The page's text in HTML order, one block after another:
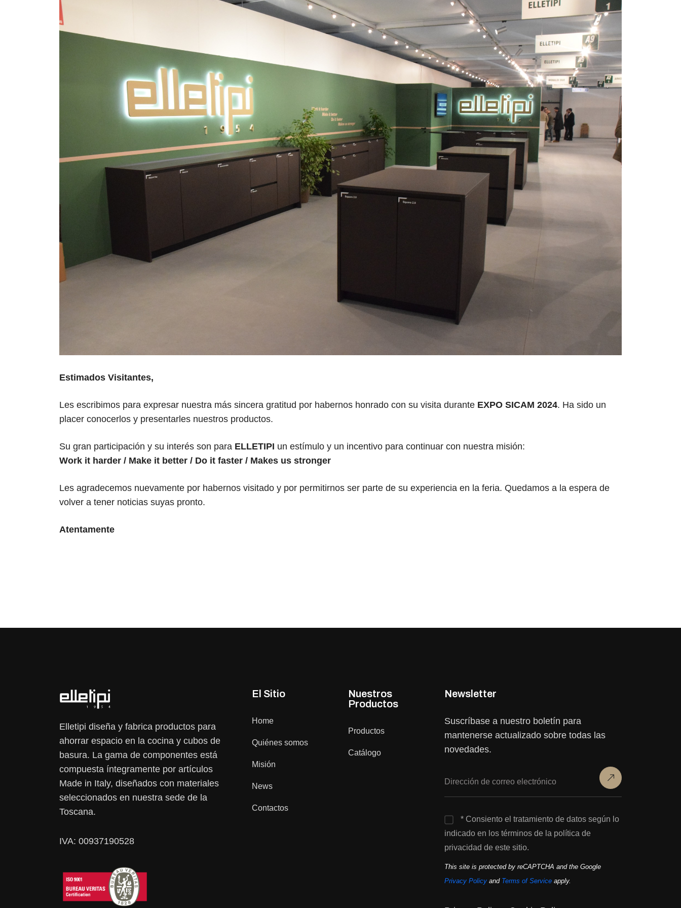
Estimados Visitantes,
Les escribimos para expresar nuestra más sincera gratitud por habernos honrado con su visita durante EXPO SICAM 2024. Ha sido un
placer conocerlos y presentarles nuestros productos.
Su gran participación y su interés son para ELLETIPI un estímulo y un incentivo para continuar con nuestra misión:
Work it harder / Make it better / Do it faster / Makes us stronger
Les agradecemos nuevamente por habernos visitado y por permitirnos ser parte de su experiencia en la feria. Quedamos a la espera de
volver a tener noticias suyas pronto.
Atentamente
Elletipi diseña y fabrica productos para
ahorrar espacio en la cocina y cubos de
basura. La gama de componentes está
compuesta íntegramente por artículos
Made in Italy, diseñados con materiales
seleccionados en nuestra sede de la
Toscana.
IVA: 00937190528
El Sitio
Home
Quiénes somos
Misión
News
Contactos
Nuestros
Productos
Productos
Catálogo
Newsletter
Suscríbase a nuestro boletín para
mantenerse actualizado sobre todas las
novedades.
* Consiento el tratamiento de datos según lo
indicado en los términos de la política de
privacidad de este sitio.
This site is protected by reCAPTCHA and the Google
Privacy Policy and Terms of Service apply.